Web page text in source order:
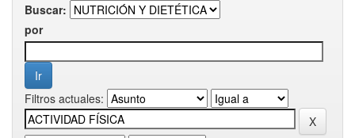
Buscar:
por
Filtros actuales: